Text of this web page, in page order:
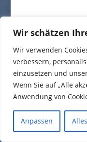
Wir schätzen
Wir verwenden
verbessern,
einzusetzen und
Wenn Sie auf „Alle
Anwendung von
Anpassen